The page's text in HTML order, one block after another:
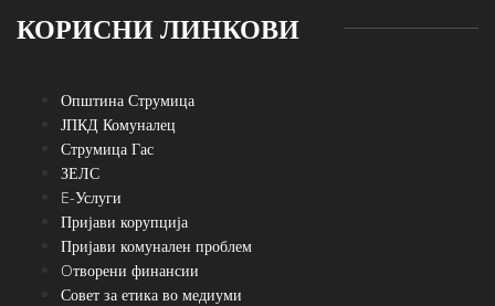
КОРИСНИ ЛИНКОВИ
Општина Струмица
ЈПКД Комуналец
Струмица Гас
ЗЕЛС
E-Услуги
Пријави корупција
Пријави комунален проблем
Oтворени финансии
Совет за етика во медиуми